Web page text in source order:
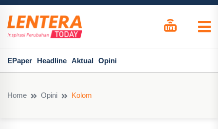
EPaper Headline Aktual Opini
Home Opini Kolom